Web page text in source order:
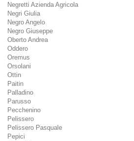
Negretti Azienda Agricola
Negri Giulia
Negro Angelo
Negro Giuseppe
Oberto Andrea
Oddero
Oremus
Orsolani
Ottin
Paitin
Palladino
Parusso
Pecchenino
Pelissero
Pelissero Pasquale
Pepici